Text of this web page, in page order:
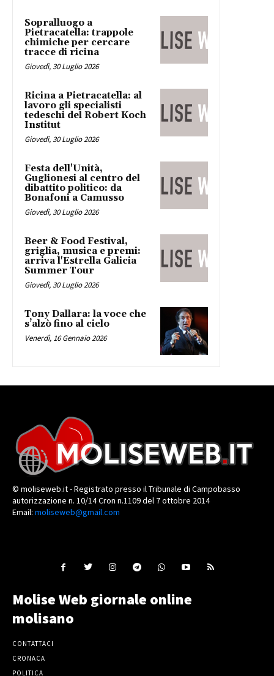
Sopralluogo a
Pietracatella: trappole
chimiche per cercare
tracce di ricina
Giovedì, 30 Luglio 2026
Ricina a Pietracatella: al
lavoro gli specialisti
tedeschi del Robert Koch
Institut
Giovedì, 30 Luglio 2026
Festa dell'Unità,
Guglionesi al centro del
dibattito politico: da
Bonafoni a Camusso
Giovedì, 30 Luglio 2026
Beer & Food Festival,
griglia, musica e premi:
arriva l'Estrella Galicia
Summer Tour
Giovedì, 30 Luglio 2026
Tony Dallara: la voce che
s’alzò fino al cielo
Venerdì, 16 Gennaio 2026
© moliseweb.it - Registrato presso il Tribunale di Campobasso
autorizzazione n. 10/14 Cron n.1109 del 7 ottobre 2014
Email: moliseweb@gmail.com
Molise Web giornale online
molisano
CONTATTACI
CRONACA
POLITICA